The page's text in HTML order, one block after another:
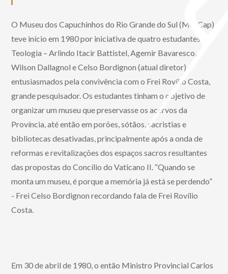
O Museu dos Capuchinhos do Rio Grande do Sul (MusCap)
teve início em 1980 por iniciativa de quatro estudantes de
Teologia – Arlindo Itacir Battistel, Agemir Bavaresco,
Wilson Dallagnol e Celso Bordignon (atual diretor) –
entusiasmados pela convivência com o Frei Rovílio Costa,
grande pesquisador. Os estudantes tinham o objetivo de
organizar um museu que preservasse os acervos da
Província, até então em porões, sótãos, sacristias e
bibliotecas desativadas, principalmente após a onda de
reformas e revitalizações dos espaços sacros resultantes
das propostas do Concílio do Vaticano II. “Quando se
monta um museu, é porque a memória já está se perdendo”
- Frei Celso Bordignon recordando fala de Frei Rovílio
Costa.
Em 30 de abril de 1980, o então Ministro Provincial Carlos